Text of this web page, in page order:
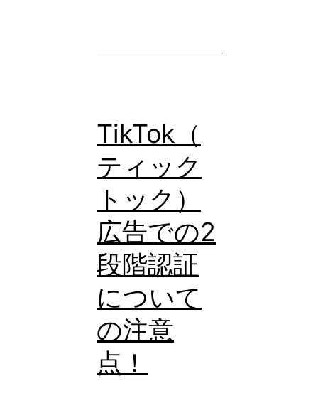
広
成
TikTok（
ティック
トック）
広告での2
段階認証
について
の注意
点！